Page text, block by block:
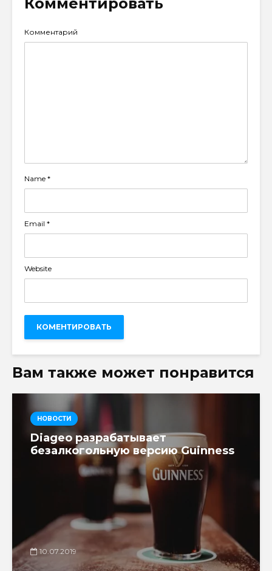
Комментарий
Name *
Email *
Website
Вам также может понравится
НОВОСТИ
Diageo разрабатывает
безалкогольную версию Guinness
10.07.2019